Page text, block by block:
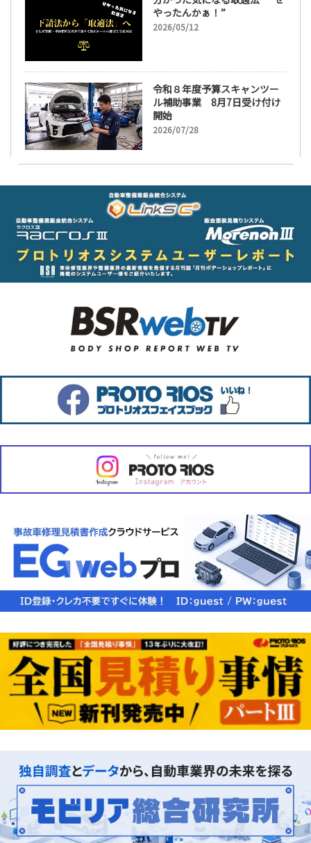
やったんかぁ！”
2026/05/12
令和８年度予算スキャンツー
ル補助事業 8月7日受け付け
開始
2026/07/28